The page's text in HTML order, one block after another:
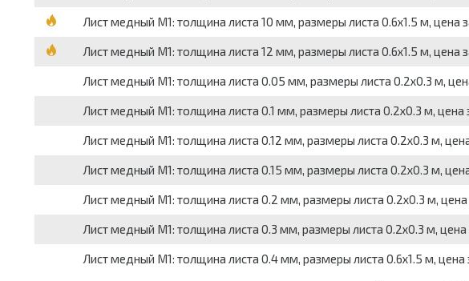
Лист медный М1: толщина листа 10 мм, размеры листа 0.6х1.5 м, цена
Лист медный М1: толщина листа 12 мм, размеры листа 0.6х1.5 м, цена
Лист медный М1: толщина листа 0.05 мм, размеры листа 0.2х0.3 м,
Лист медный М1: толщина листа 0.1 мм, размеры листа 0.2х0.3 м, цена
Лист медный М1: толщина листа 0.12 мм, размеры листа 0.2х0.3 м,
Лист медный М1: толщина листа 0.15 мм, размеры листа 0.2х0.3 м,
Лист медный М1: толщина листа 0.2 мм, размеры листа 0.2х0.3 м, цена
Лист медный М1: толщина листа 0.3 мм, размеры листа 0.2х0.3 м, цена
Лист медный М1: толщина листа 0.4 мм, размеры листа 0.6х1.5 м, цена